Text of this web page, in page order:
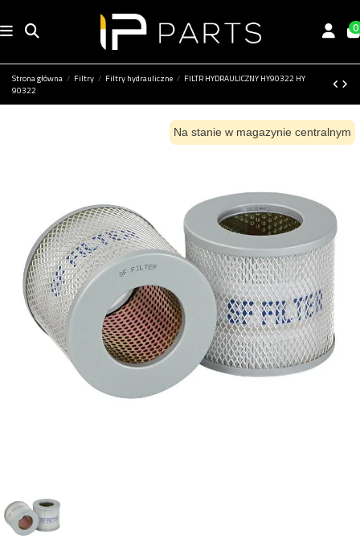
0
Strona główna Filtry Filtry hydrauliczne
FILTR HYDRAULICZNY HY90322 HY
90322
Na stanie w magazynie centralnym